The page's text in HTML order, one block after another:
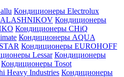
Кондиционеры Electrolux
Кондиционеры
Кондиционеры CHiQ
Кондиционеры AQUA
Кондиционеры EUROHOFF
Lessar Кондиционеры
Кондиционеры Tosot
Heavy Industries Кондиционеры